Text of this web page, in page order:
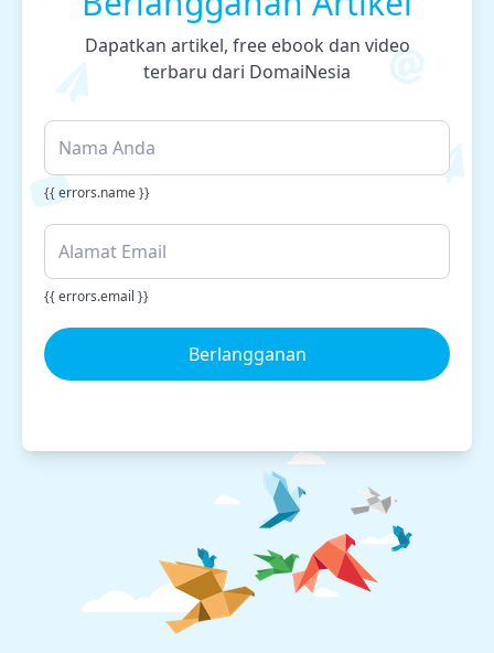
Dapatkan artikel, free ebook dan video
terbaru dari DomaiNesia
{{ errors.name }}
{{ errors.email }}
Berlangganan